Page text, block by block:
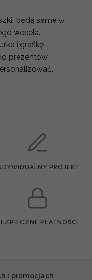
będą same w
wesela.
i grafikę
prezentów
PROJEKT
PŁATNOŚCI
i promocjach